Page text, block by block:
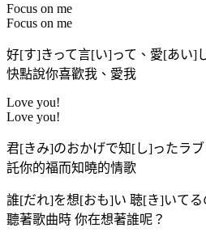
Focus on me
Focus on me
好[す]きって言[い]って、愛[あい]
快點說你喜歡我、愛我
Love you!
Love you!
君[きみ]のおかげで知[し]ったラ
託你的福而知曉的情歌
誰[だれ]を想[おも]い 聴[き]いてる
聽著歌曲時 你在想著誰呢？